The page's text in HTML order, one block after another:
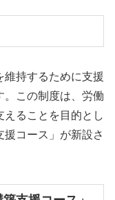
維持するために支援
。この制度は、労働
ることを目的とし
コース」が新設さ